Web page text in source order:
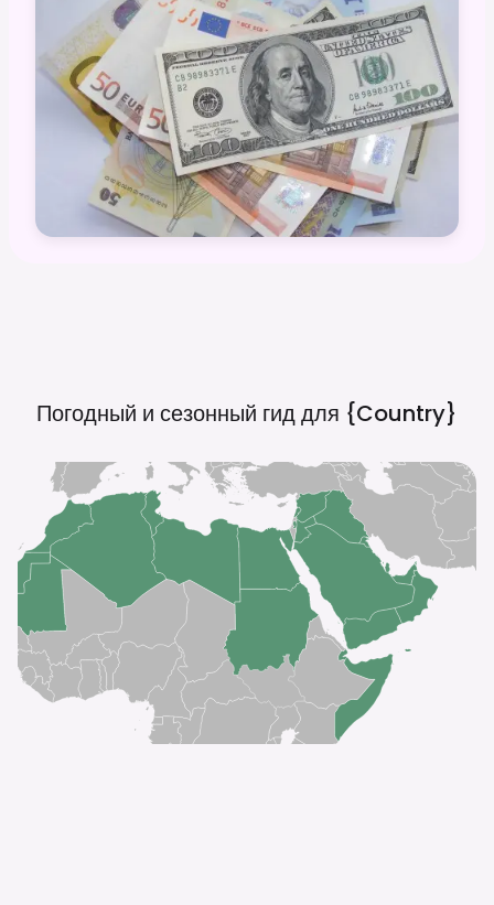
Погодный и сезонный гид для {country}